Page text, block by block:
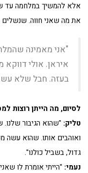
אלא להמשיך במלחמה עד
את מה שאני חווה.
"אני מאמינה
איראן. אולי
בעזה. חבל שלא
לסיום, מה הייתן רוצות
טליק: "שהוא הגיבור
ואוהבים אותו. שהוא עשה
גדול, בשביל כולנו".
נעמי: "הייתי אומרת לו